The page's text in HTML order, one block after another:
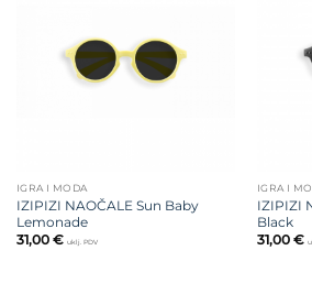
IGRA I MODA
IZIPIZI NAOČALE Sun Baby
Lemonade
31,00 € uklj. PDV
IGRA I
IZIPIZI
Black
31,00 €